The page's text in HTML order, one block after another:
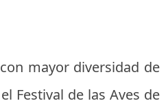
mayor diversidad de
Festival de las Aves de